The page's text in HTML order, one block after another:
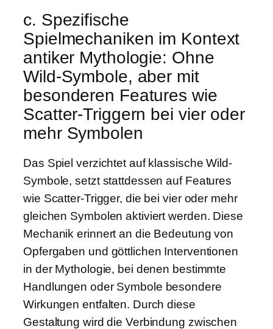
c. Spezifische
Spielmechaniken im Kontext
antiker Mythologie: Ohne
Wild-Symbole, aber mit
besonderen Features wie
Scatter-Triggern bei vier oder
mehr Symbolen
Das Spiel verzichtet auf klassische Wild-
Symbole, setzt stattdessen auf Features
wie Scatter-Trigger, die bei vier oder mehr
gleichen Symbolen aktiviert werden. Diese
Mechanik erinnert an die Bedeutung von
Opfergaben und göttlichen Interventionen
in der Mythologie, bei denen bestimmte
Handlungen oder Symbole besondere
Wirkungen entfalten. Durch diese
Gestaltung wird die Verbindung zwischen